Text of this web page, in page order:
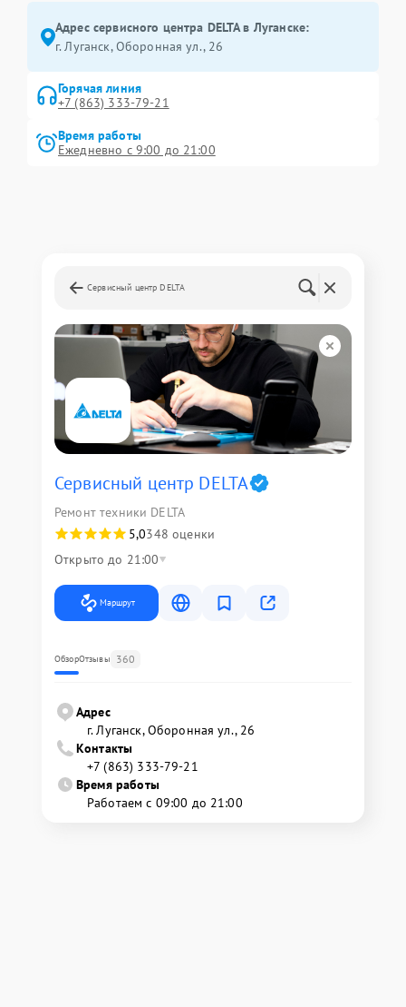
Адрес сервисного центра DELTA в Луганске:
г. Луганск, Оборонная ул., 26
Горячая линия
+7 (863) 333-79-21
Время работы
Ежедневно с 9:00 до 21:00
Сервисный центр DELTA
Сервисный центр DELTA
Ремонт техники DELTA
5,0348 оценки
Открыто до 21:00
Маршрут
ОбзорОтзывы 360
Адрес
г. Луганск, Оборонная ул., 26
Контакты
+7 (863) 333-79-21
Время работы
Работаем с 09:00 до 21:00